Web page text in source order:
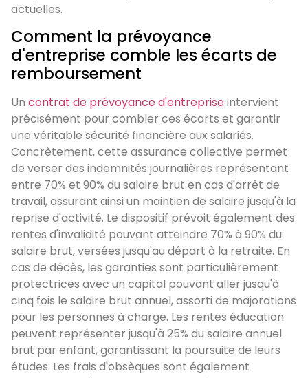
actuelles.
Comment la prévoyance
d'entreprise comble les écarts de
remboursement
Un contrat de prévoyance d'entrepriseintervient
précisément pour combler ces écarts et garantir
une véritable sécurité financière aux salariés.
Concrètement, cette assurance collective permet
de verser des indemnités journalières représentant
entre 70% et 90% du salaire brut en cas d'arrêt de
travail, assurant ainsi un maintien de salaire jusqu'à la
reprise d'activité. Le dispositif prévoit également des
rentes d'invalidité pouvant atteindre 70% à 90% du
salaire brut, versées jusqu'au départ à la retraite. En
cas de décès, les garanties sont particulièrement
protectrices avec un capital pouvant aller jusqu'à
cinq fois le salaire brut annuel, assorti de majorations
pour les personnes à charge. Les rentes éducation
peuvent représenter jusqu'à 25% du salaire annuel
brut par enfant, garantissant la poursuite de leurs
études. Les frais d'obsèques sont également